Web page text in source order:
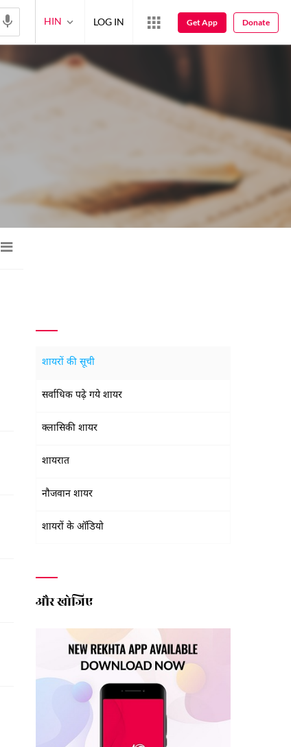
22
शायरों की सूची
सर्वाधिक पढ़े गये शायर
क्लासिकी शायर
शायरात
नौजवान शायर
शायरों के ऑडियो
और खोजिए
HIN LOG IN Get App Donate